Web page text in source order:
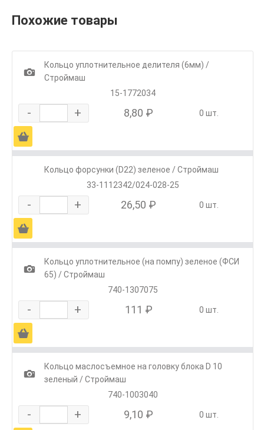
Похожие товары
1
Кольцо уплотнительное делителя (6мм) /
Строймаш
15-1772034
- + 8,80 ₽ 0 шт.
Ä
Кольцо форсунки (D22) зеленое / Строймаш
33-1112342/024-028-25
- + 26,50 ₽ 0 шт.
Ä
1
Кольцо уплотнительное (на помпу) зеленое (ФСИ
65) / Строймаш
740-1307075
- + 111 ₽ 0 шт.
Ä
1
Кольцо маслосъемное на головку блока D 10
зеленый / Строймаш
740-1003040
- + 9,10 ₽ 0 шт.